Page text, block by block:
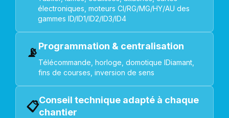
électroniques, moteurs CI/RG/MG/HY/AU des
gammes ID/ID1/ID2/ID3/ID4
📡Programmation & centralisation
Télécommande, horloge, domotique IDiamant,
fins de courses, inversion de sens
📋Conseil technique adapté à chaque
chantier